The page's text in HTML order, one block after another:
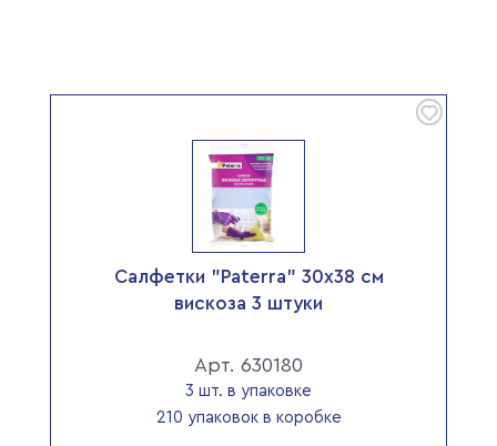
Салфетки "Paterra" 30х38 см
вискоза 3 штуки
Арт. 630180
3 шт. в упаковке
210 упаковок в коробке